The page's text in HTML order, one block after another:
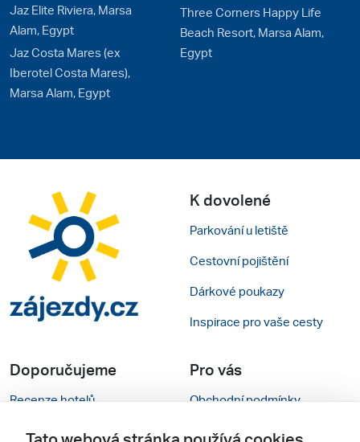
Jaz Elite Riviera, Marsa
Alam, Egypt
Jaz Costa Mares (ex
Iberotel Costa Mares),
Marsa Alam, Egypt
Three Corners Happy Life
Beach Resort, Marsa Alam,
Egypt
K dovolené
Parkování u letiště
Cestovní pojištění
Dárkové poukazy
Inspirace pro vaše cesty
Doporučujeme
Recenze hotelů
Rady na cestu
Pro vás
Obchodní podmínky
Kontakty